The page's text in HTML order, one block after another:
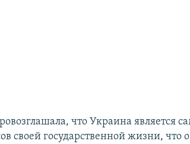
что Украина является
своей государственной жизни, что